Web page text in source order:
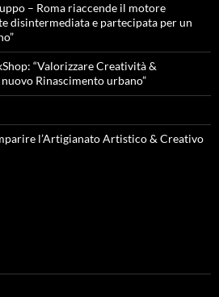
– Roma riaccende il motore
disintermediata e partecipata per un
“Valorizzare Creatività &
Rinascimento urbano”
l’Artigianato Artistico & Creativo